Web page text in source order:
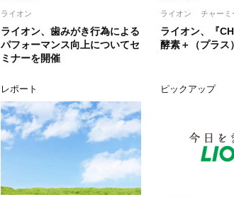
ライオン
ライオン、歯みがき行為による
パフォーマンス向上についてセ
ミナーを開催
ライオン チャーミ
ライオン、『
酵素＋（プラス
レポート ピックアップ